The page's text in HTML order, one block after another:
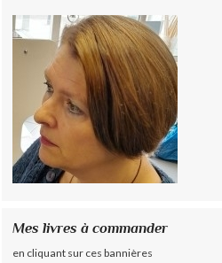
Mes livres à commander
en cliquant sur ces bannières